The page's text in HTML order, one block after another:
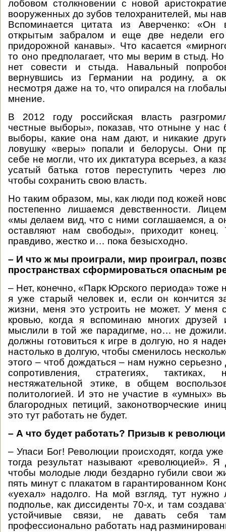
лобовом столкновении с новой
вооруженных до зубов телохранителей, мы
Вспоминается цитата из Аверченко:
открытым забралом и еще две недели
придорожной канавы». Что касается
то оно предполагает, что мы верим в стыд.
нет совести и стыда. Навальный
вернувшись из Германии на родину, а
несмотря даже на то, что опирался на
мнение.
В 2012 году российская власть
честные выборы», показав, что отныне у нас
выборы, какие она нам дают, и никакие
ловушку «веры» попали и белорусы. Они
себе не могли, что их диктатура всерьез, а
усатый батька готов переступить через
чтобы сохранить свою власть.
Но таким образом, мы, как люди под кожей
постепенно лишаемся девственности.
«мы делаем вид, что с ними соглашаемся, а
оставляют нам свободы», приходит конец.
правдиво, жестко и… пока безысходно.
– И что ж мы проиграли, мир проиграл,
пространствах сформироваться опасным
– Нет, конечно, «Парк Юрского периода» тоже
я уже старый человек и, если он кончится
жизни, меня это устроить не может. У меня
кровью, когда я вспоминаю многих друзей
мыслили в той же парадигме, но… не
должны готовиться к игре в долгую, но я
настолько в долгую, чтобы сменилось
этого – чтоб дождаться – нам нужно серьезно
сопротивления, стратегиях, тактиках,
нестяжательной этике, в общем
политологией. И это не участие в «умных»
благородных петиций, законотворческие
это тут работать не будет.
– А что будет работать? Призыв к
– Упаси Бог! Революции происходят, когда
тогда результат называют «революцией». Я
чтобы молодые люди бездарно губили свои
пять минут с плакатом в гарантированном
«уехал» надолго. На мой взгляд, тут нужно
подполье, как диссиденты 70-х, и там
устойчивые связи, не давать себя
профессионально работать над